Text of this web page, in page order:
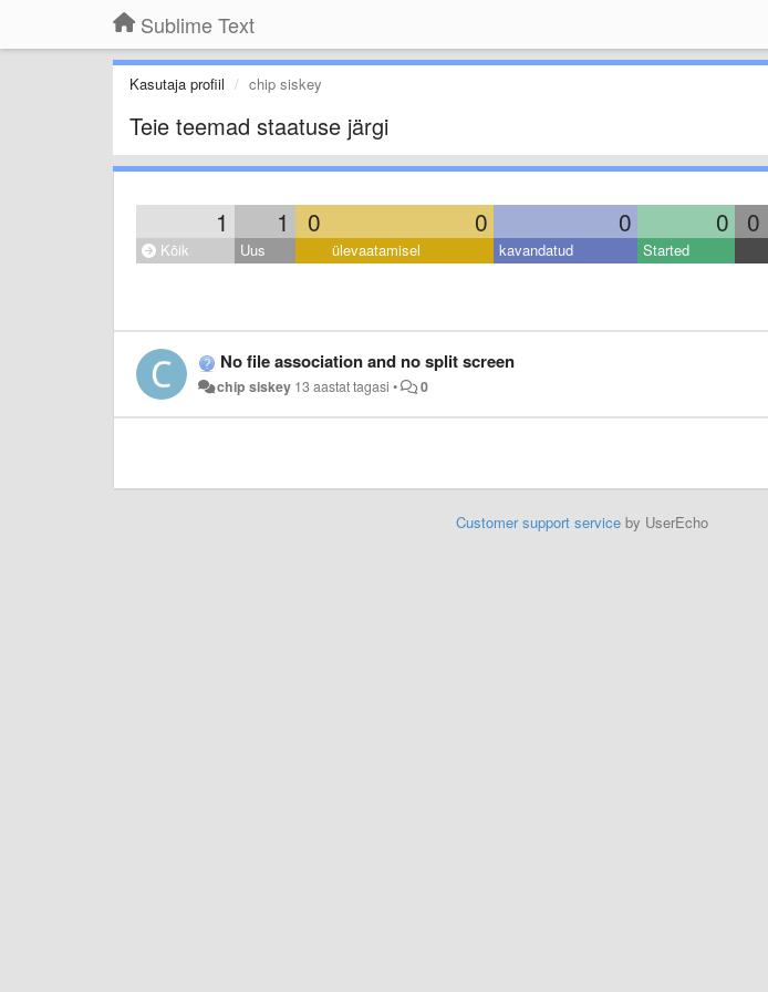
Sublime Text
Kasutaja profiil chip siskey
Teie teemad staatuse järgi
1 1 0 0 0 0 0
Kõik Uus ülevaatamisel kavandatud Started
No file association and no split screen
chip siskey 13 aastat tagasi • 0
Customer support serviceby UserEcho